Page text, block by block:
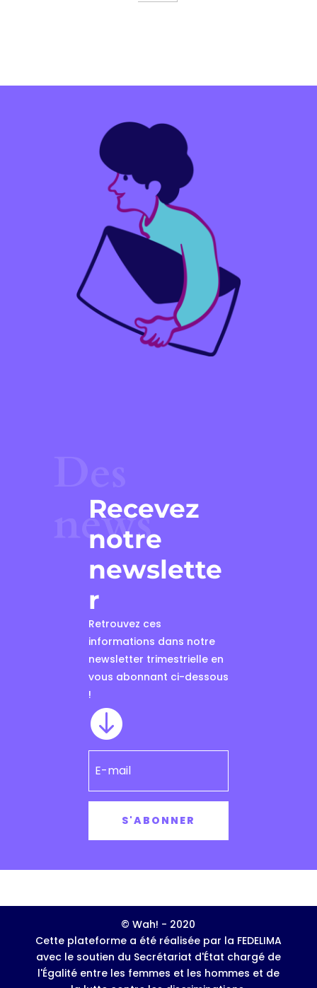
news
Recevez
notre
newslette
r
Retrouvez ces
informations dans notre
newsletter trimestrielle en
vous abonnant ci-dessous
!

S'ABONNER
© Wah! - 2020
Cette plateforme a été réalisée par la FEDELIMA
avec le soutien du Secrétariat d'État chargé de
l'Égalité entre les femmes et les hommes et de